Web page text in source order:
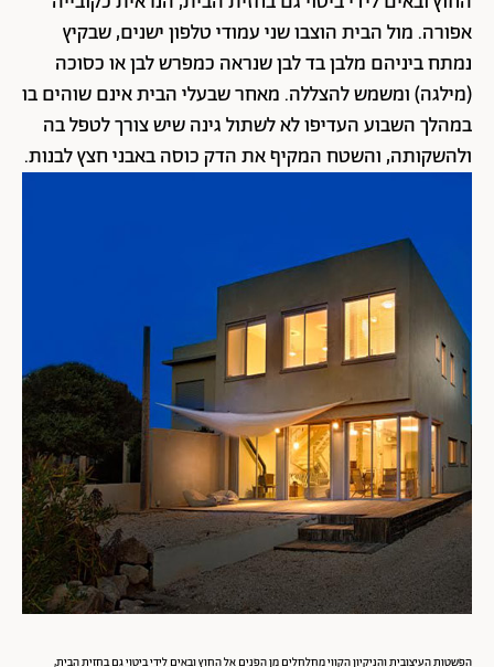
אפורה. מול הבית הוצבו שני עמודי טלפון ישנים, שבקיץ
נמתח ביניהם מלבן בד לבן שנראה כמפרש לבן או כסוכה
(מילגה) ומשמש להצללה. מאחר שבעלי הבית אינם שוהים בו
במהלך השבוע העדיפו לא לשתול גינה שיש צורך לטפל בה
ולהשקותה, והשטח המקיף את הדק כוסה באבני חצץ לבנות.
הפשטות העיצובית והניקיון הקווי מחלחלים מן הפנים אל החוץ ובאים לידי ביטוי גם בחזית הבית,